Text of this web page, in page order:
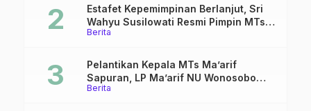
Berita
Estafet Kepemimpinan Berlanjut, Sri
Wahyu Susilowati Resmi Pimpin MTs
Ma’arif Sapuran
Berita
Pelantikan Kepala MTs Ma’arif
Sapuran, LP Ma’arif NU Wonosobo
Tekankan Lima Amanah